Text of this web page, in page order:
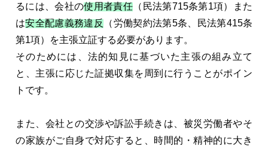
るには、会社の使用者責任 （民法第715条第1項）また
は安全配慮義務違反
（労働契約法第5条、民法第415条
第1項）を主張立証する必要があります。
そのためには、法的知見に基づいた主張の組み立て
と、主張に応じた証拠収集を周到に行うことがポイン
トです。
また、会社との交渉や訴訟手続きは、被災労働者やそ
の家族がご自身で対応すると、時間的・精神的に大き